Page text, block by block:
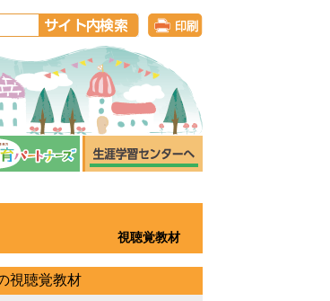
視聴覚教材
視聴覚教材